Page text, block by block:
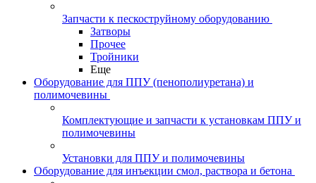
Запчасти к пескоструйному оборудованию
Затворы
Прочее
Тройники
Еще
Оборудование для ППУ (пенополиуретана) и
полимочевины
Комплектующие и запчасти к установкам ППУ и
полимочевины
Установки для ППУ и полимочевины
Оборудование для инъекции смол, раствора и бетона